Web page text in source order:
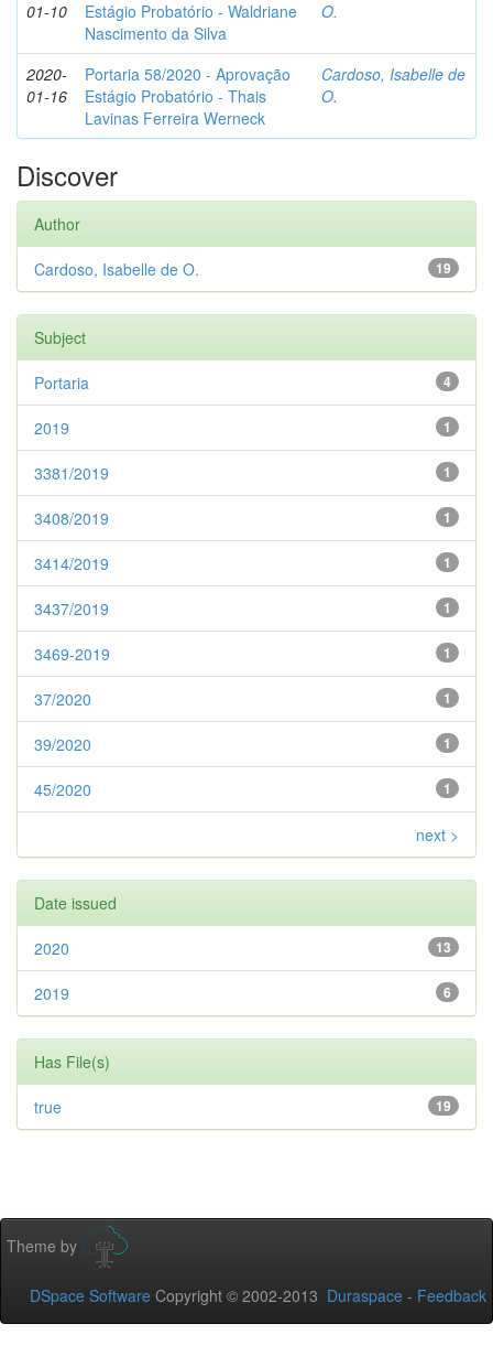
01-10
Estágio Probatório - Waldriane
Nascimento da Silva
O.
2020-
01-16
Portaria 58/2020 - Aprovação
Estágio Probatório - Thais
Lavinas Ferreira Werneck
Cardoso, Isabelle de
O.
Discover
Author
19
Cardoso, Isabelle de O.
Subject
4
Portaria
1
2019
1
3381/2019
1
3408/2019
1
3414/2019
1
3437/2019
1
3469-2019
1
37/2020
1
39/2020
1
45/2020
next >
Date issued
13
2020
6
2019
Has File(s)
19
true
Theme by
DSpace Software Copyright © 2002-2013 Duraspace - Feedback